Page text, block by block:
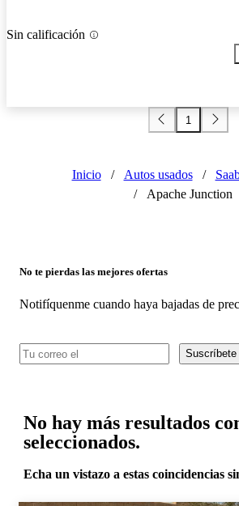
Sin calificación
1
Inicio / Autos usados /
/
Apache Junction
No te pierdas las mejores ofertas
Notifíquenme cuando haya bajadas de
Suscríbete
No hay más resultados
seleccionados.
Echa un vistazo a estas coincidencias